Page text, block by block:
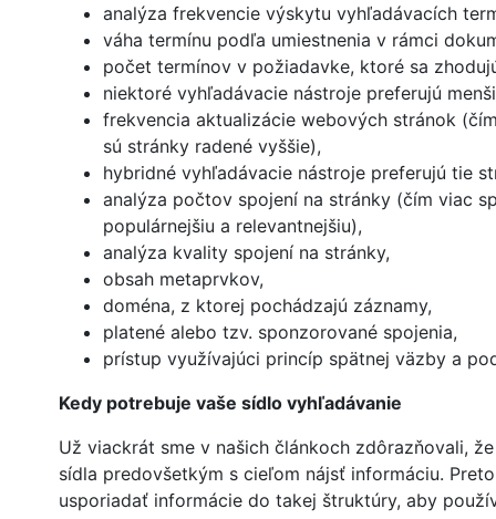
analýza frekvencie výskytu vyhľadávacích
váha termínu podľa umiestnenia v rámci
počet termínov v požiadavke, ktoré sa
niektoré vyhľadávacie nástroje preferujú
frekvencia aktualizácie webových stránok
sú stránky radené vyššie),
hybridné vyhľadávacie nástroje preferujú tie
analýza počtov spojení na stránky (čím viac
populárnejšiu a relevantnejšiu),
analýza kvality spojení na stránky,
obsah metaprvkov,
doména, z ktorej pochádzajú záznamy,
platené alebo tzv. sponzorované spojenia,
prístup využívajúci princíp spätnej väzby a
Kedy potrebuje vaše sídlo vyhľadávanie
Už viackrát sme v našich článkoch zdôrazňovali,
sídla predovšetkým s cieľom nájsť informáciu.
usporiadať informácie do takej štruktúry, aby